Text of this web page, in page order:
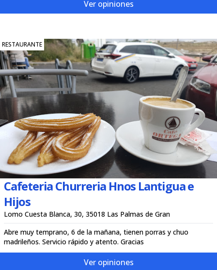
Ver opiniones
RESTAURANTE
Cafeteria Churreria Hnos Lantigua e
Hijos
Lomo Cuesta Blanca, 30, 35018 Las Palmas de Gran
Abre muy temprano, 6 de la mañana, tienen porras y chuo
madrileños. Servicio rápido y atento. Gracias
Ver opiniones